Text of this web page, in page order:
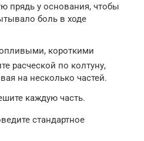
прядь у основания, чтобы
боль в ходе
короткими
расческой по колтуну,
на несколько частей.
каждую часть.
стандартное